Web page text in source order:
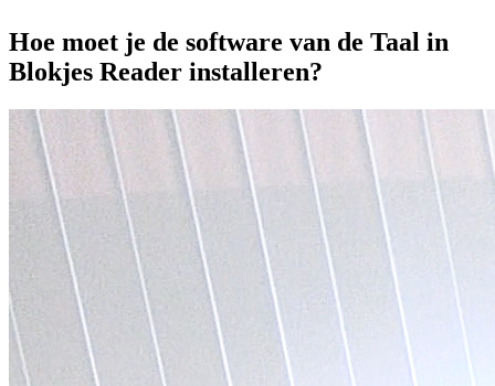
Hoe moet je de software van de Taal in
Blokjes Reader installeren?